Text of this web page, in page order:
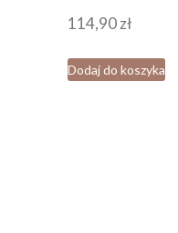
114,90zł
Dodaj do koszyka